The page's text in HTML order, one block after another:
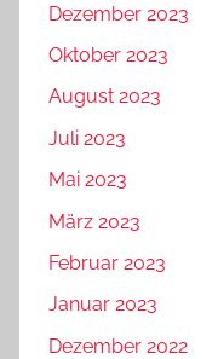
Dezember 2023
Oktober 2023
August 2023
Juli 2023
Mai 2023
März 2023
Februar 2023
Januar 2023
Dezember 2022